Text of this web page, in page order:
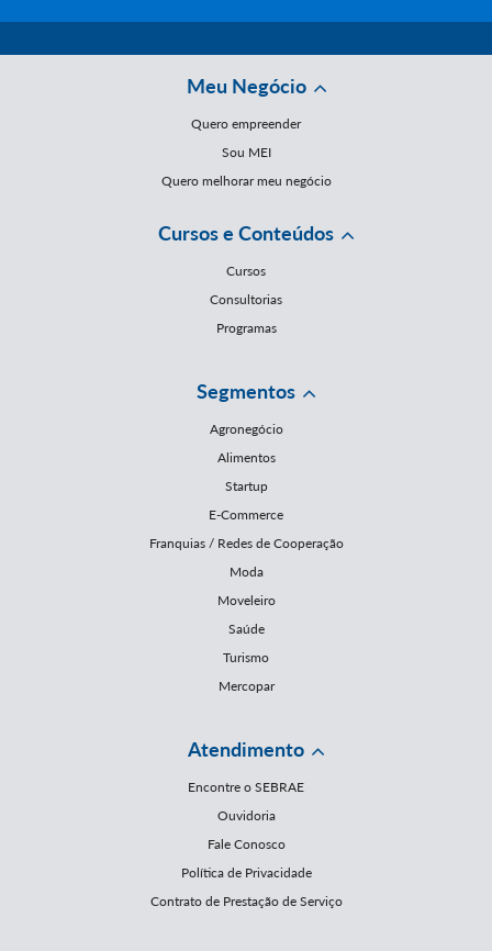
Meu Negócio
Quero empreender
Sou MEI
Quero melhorar meu negócio
Cursos e Conteúdos
Cursos
Consultorias
Programas
Segmentos
Agronegócio
Alimentos
Startup
E-Commerce
Franquias / Redes de Cooperação
Moda
Moveleiro
Saúde
Turismo
Mercopar
Atendimento
Encontre o SEBRAE
Ouvidoria
Fale Conosco
Política de Privacidade
Contrato de Prestação de Serviço